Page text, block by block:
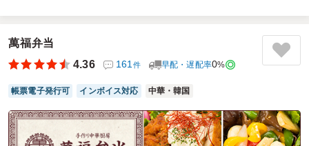
参加者の年齢：30代～40代男女比：男女混合
うお茂の口コミをもっと見る
萬福弁当
4.36
161件 早配・遅配率0%
帳票電子発行可 インボイス対応 中華・韓国